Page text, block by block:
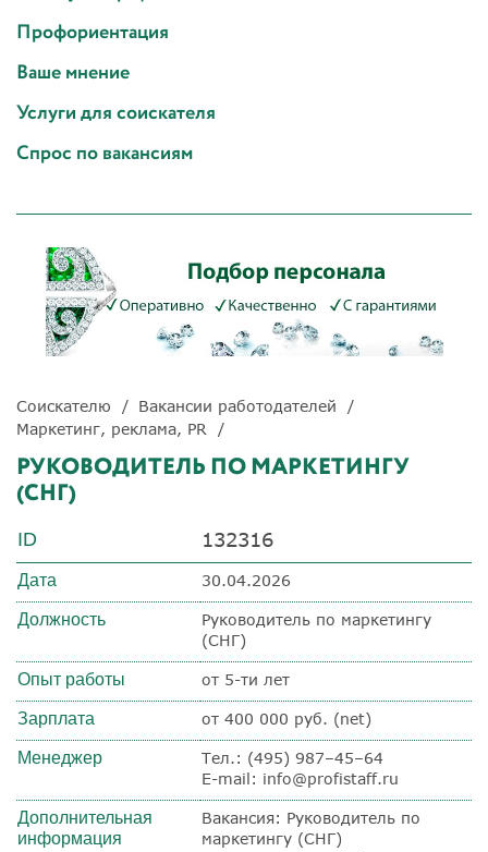
Профориентация
Ваше мнение
Услуги для соискателя
Спрос по вакансиям
Соискателю
Вакансии работодателей
Маркетинг, реклама, PR
РУКОВОДИТЕЛЬ ПО МАРКЕТИНГУ
(СНГ)
ID 132316
Дата 30.04.2026
Должность
Руководитель по маркетингу
(СНГ)
Опыт работы от 5-ти лет
Зарплата от 400 000 руб. (net)
Менеджер
Тел.: (495) 987–45–64
E-mail: info@profistaff.ru
Дополнительная
информация
Вакансия: Руководитель по
маркетингу (СНГ)